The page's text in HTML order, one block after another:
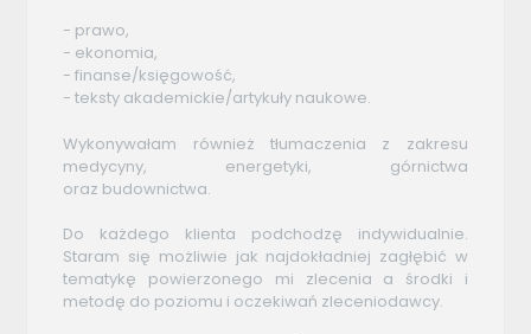
- prawo,
- ekonomia,
- finanse/księgowość,
- teksty akademickie/artykuły naukowe.
Wykonywałam również tłumaczenia z zakresu
medycyny, energetyki, górnictwa
oraz budownictwa.
Do każdego klienta podchodzę indywidualnie.
Staram się możliwie jak najdokładniej zagłębić w
tematykę powierzonego mi zlecenia a środki i
metodę do poziomu i oczekiwań zleceniodawcy.